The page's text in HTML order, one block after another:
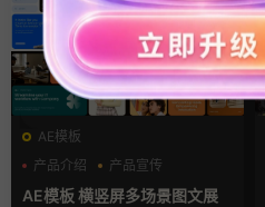
AE模板
产品介绍
产品宣传
产品展示
AE模板 横竖屏多场景图文展